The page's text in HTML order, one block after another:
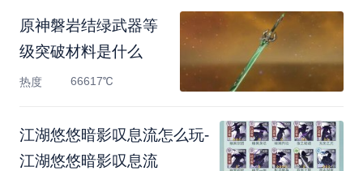
原神磐岩结绿武器等
级突破材料是什么
热度 66617℃
江湖悠悠暗影叹息流怎么玩-
江湖悠悠暗影叹息流